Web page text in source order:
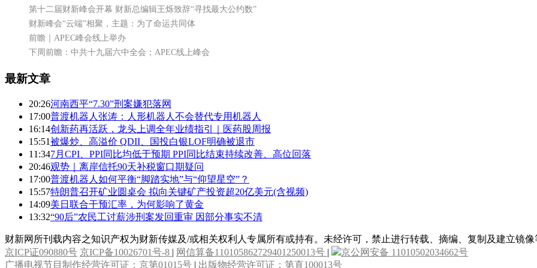
第十二届财新峰会开幕 财新总编辑王烁致辞“寻找最大公约数”
财新峰会“云端”相聚，主题：为了命运共同体
前瞻｜APEC峰会线上举办
下周前瞻：中共十九届六中全会；APEC线上峰会
最新文章
20:26河南西平“7.30”刑案嫌犯落网
17:00普渡机器人张涛：人形机器人不会替代专用机器人
16:14创新药再活跃，龙头上调全年业绩指引｜医药股周报
15:51被爆炒、高溢价 QDII、国投白银LOF明确被退市
11:347月CPI、PPI同比均低于预期 PPI同比结束持续改善、高位回落
20:46观势｜离岸信托90天补税窗口期疑问
17:00普渡机器人如何平衡“脚踏实地”与“仰望星空”？
15:57特朗普召开矿业圆桌会 拟向关键矿产投资超20亿美元(含视频)
14:09美日联合干预汇率，为何影响了黄金
13:32“90后”农民工讨薪涉刑案发回重审 因部分事实不清
财新网所刊载内容之知识产权为财新传媒及/或相关权利人专属所有或持有。未经许可，禁止进行转载、摘编、复制及建立镜像
京ICP证090880号 京ICP备10026701号-8 | 网信算备110105862729401250013号 |
京公网安备 11010502034662号
广播电视节目制作经营许可证：京第01015号 | 出版物经营许可证：第直100013号